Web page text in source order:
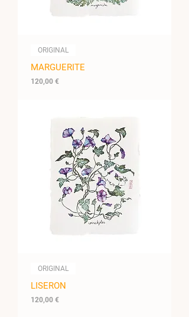
ORIGINAL
MARGUERITE
Prix
120,00 €
ORIGINAL
LISERON
Prix
120,00 €